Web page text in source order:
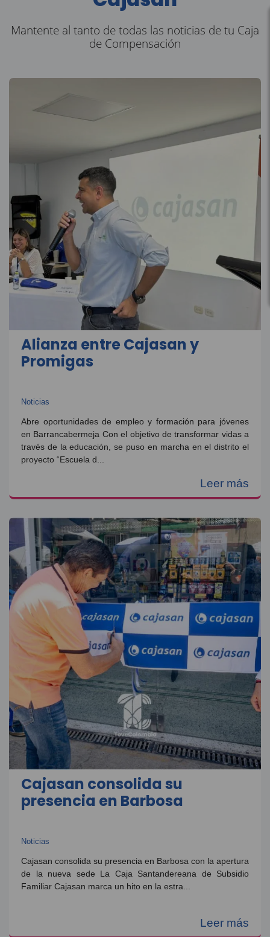
Mantente al tanto de todas las noticias de tu Caja
de Compensación
Alianza entre Cajasan y
Promigas
Noticias
Abre oportunidades de empleo y formación para jóvenes
en Barrancabermeja Con el objetivo de transformar vidas a
través de la educación, se puso en marcha en el distrito el
proyecto “Escuela d...
Leer más
Cajasan consolida su
presencia en Barbosa
Noticias
Cajasan consolida su presencia en Barbosa con la apertura
de la nueva sede La Caja Santandereana de Subsidio
Familiar Cajasan marca un hito en la estra...
Leer más